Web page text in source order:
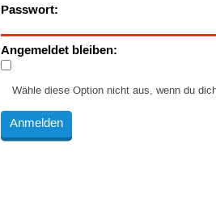
Passwort:
Angemeldet bleiben:
Wähle diese Option nicht aus, wenn du